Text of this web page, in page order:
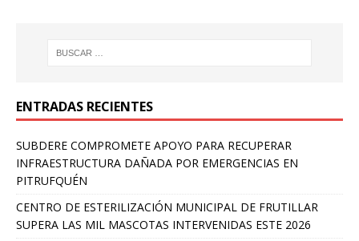
ENTRADAS RECIENTES
SUBDERE COMPROMETE APOYO PARA RECUPERAR
INFRAESTRUCTURA DAÑADA POR EMERGENCIAS EN
PITRUFQUÉN
CENTRO DE ESTERILIZACIÓN MUNICIPAL DE FRUTILLAR
SUPERA LAS MIL MASCOTAS INTERVENIDAS ESTE 2026